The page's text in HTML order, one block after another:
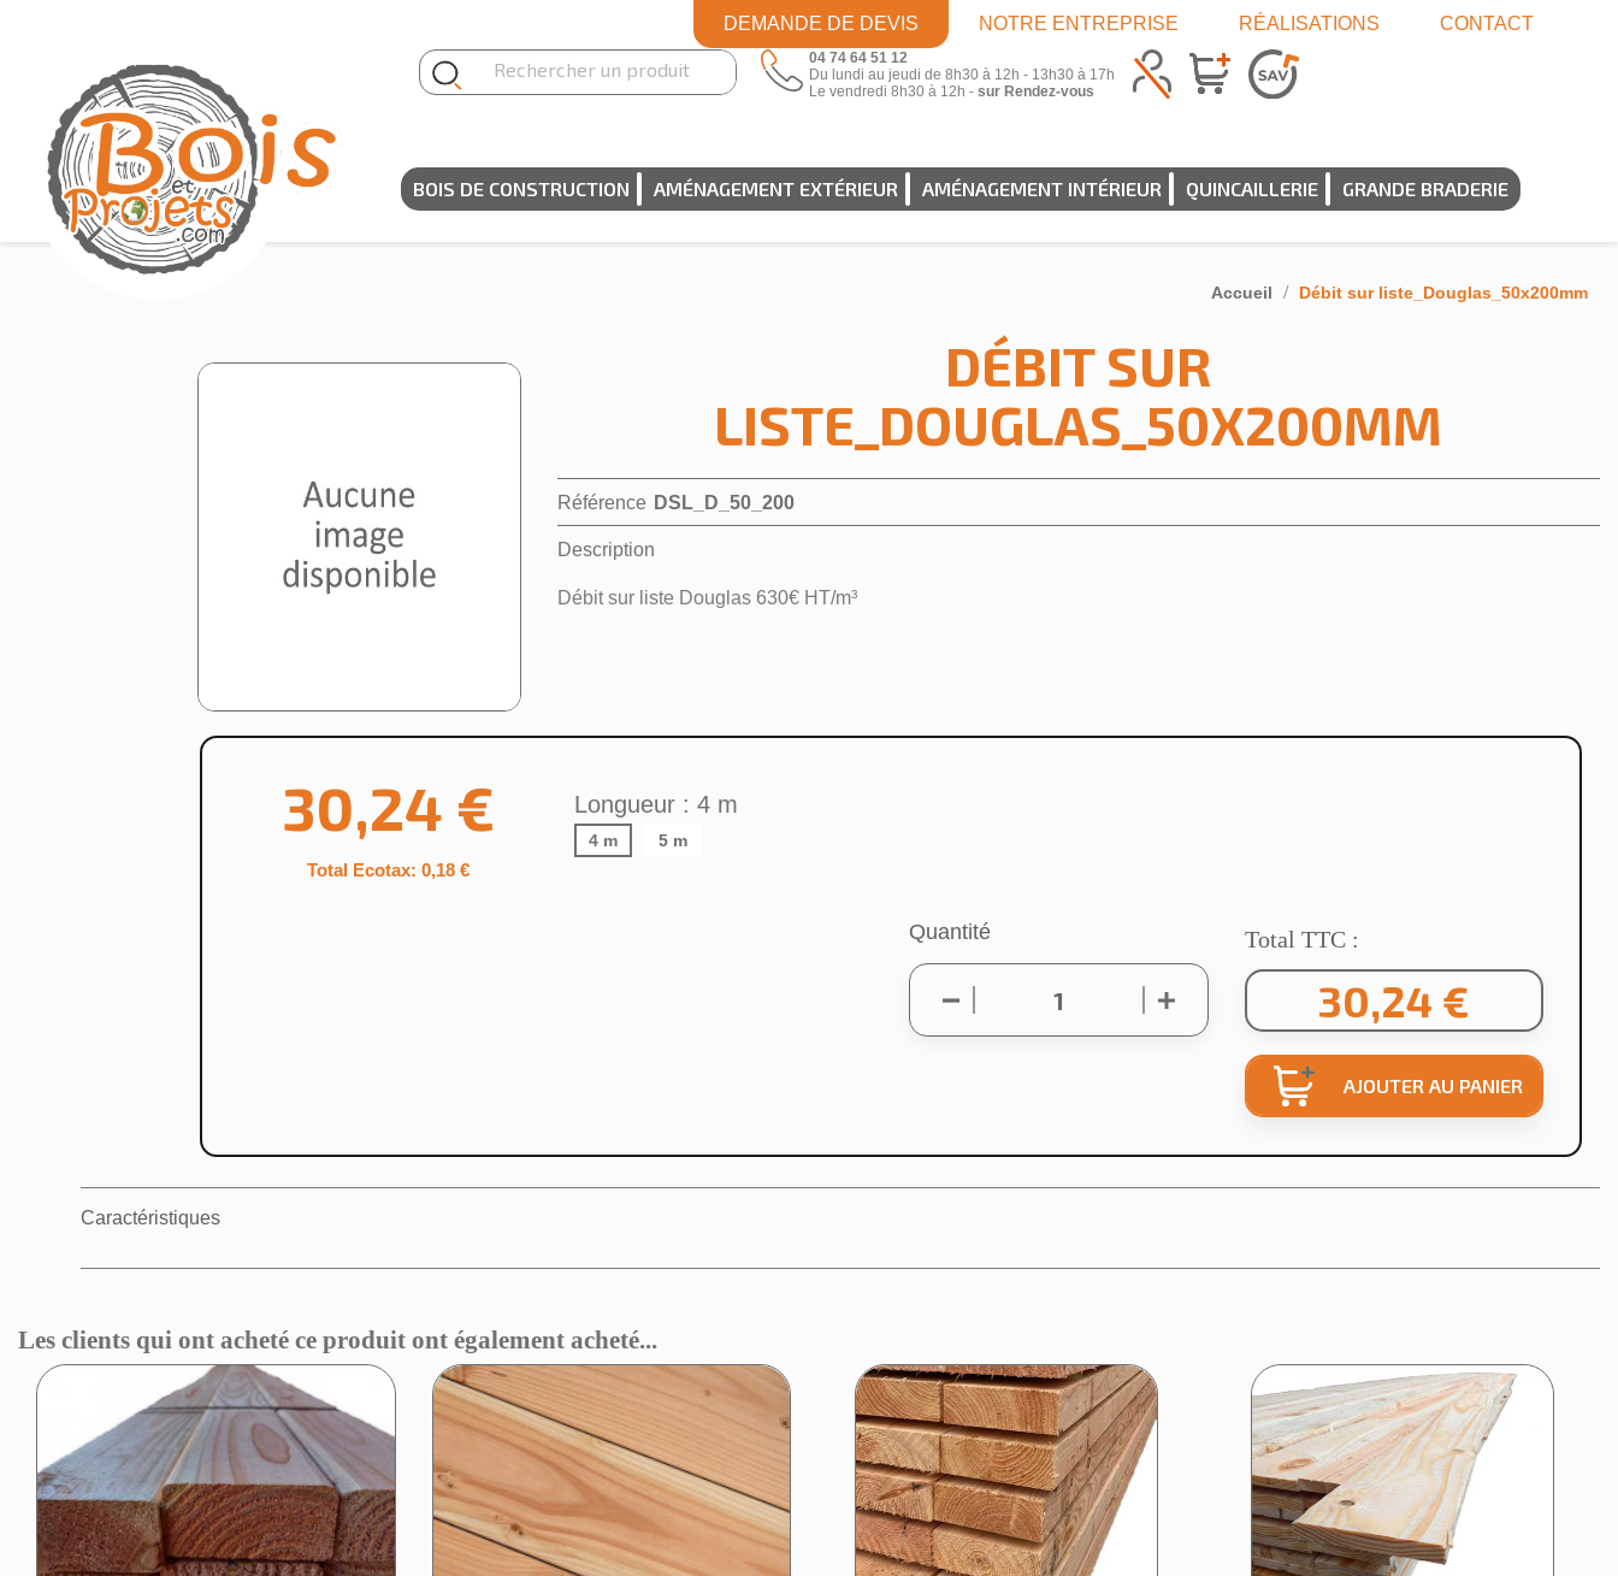
DEMANDE DE DEVIS NOTRE ENTREPRISE RÉALISATIONS CONTACT
04 74 64 51 12
Du lundi au jeudi de 8h30 à 12h - 13h30 à 17h
Le vendredi 8h30 à 12h - sur Rendez-vous
BOIS DE CONSTRUCTION AMÉNAGEMENT EXTÉRIEUR AMÉNAGEMENT INTÉRIEUR QUINCAILLERIE GRANDE BRADERIE
Accueil Débit sur liste_Douglas_50x200mm
DÉBIT SUR
LISTE_DOUGLAS_50X200MM
Référence DSL_D_50_200
Description
Débit sur liste Douglas 630€ HT/m³
30,24 €
Total Ecotax: 0,18 €
Longueur : 4 m
4 m 5 m
Quantité Total TTC :
30,24 €
AJOUTER AU PANIER
Caractéristiques
Les clients qui ont acheté ce produit ont également acheté...